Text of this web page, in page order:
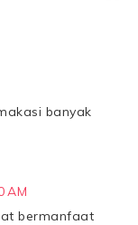
banyak
AM
bermanfaat